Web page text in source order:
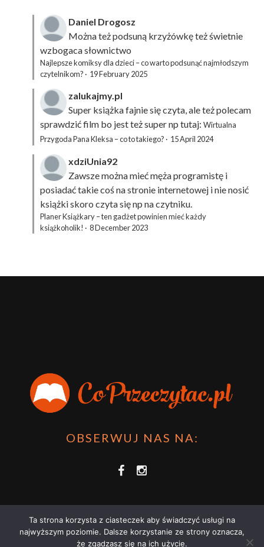
Daniel Drogosz
Można też podsuną krzyżówkęteż świetnie
wzbogaca słownictwo
Najlepsze komiksy dla dzieci – co warto podsunąć najmłodszym
czytelnikom? · 19 February 2025
zalukajmy.pl
Super książka fajnie się czyta, ale też polecam
sprawdzić film bo jest też super np tutaj: Wirtualna
Przygoda Pana Kleksa – co to takiego? · 15 April 2024
xdziUnia92
Zawsze można mieć męża programistę i
posiadać takie coś na stronie internetowej i nie nosić
książki skoro czyta się np na czytniku.
Planer Książkary – ten gadżet powinien mieć każdy
książkoholik! · 8 December 2023
OBSERWUJ NAS NA:
Ta strona korzysta z ciasteczek aby świadczyć usługi na
najwyższym poziomie. Dalsze korzystanie ze strony oznacza,
że zgadzasz się na ich użycie.